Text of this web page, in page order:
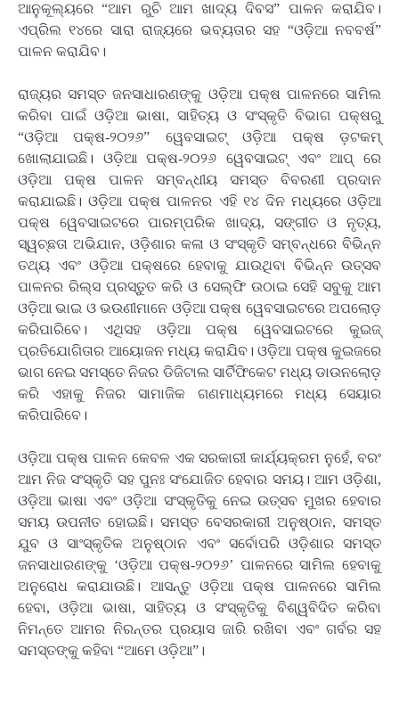
ଆନୁକୂଲ୍ୟରେ “ଆମ ରୁଚି ଆମ ଖାଦ୍ୟ ଦିବସ” ପାଳନ କରାଯିବ।
ଏପ୍ରିଲ ୧୪ରେ ସାରା ରାଜ୍ୟରେ ଭବ୍ୟତାର ସହ “ଓଡ଼ିଆ ନବବର୍ଷ”
ପାଳନ କରାଯିବ।
ରାଜ୍ୟର ସମସ୍ତ ଜନସାଧାରଣଙ୍କୁ ଓଡ଼ିଆ ପକ୍ଷ ପାଳନରେ ସାମିଲ
କରିବା ପାଇଁ ଓଡ଼ିଆ ଭାଷା, ସାହିତ୍ୟ ଓ ସଂସ୍କୃତି ବିଭାଗ ପକ୍ଷରୁ
“ଓଡ଼ିଆ ପକ୍ଷ-୨୦୨୬” ୱେବସାଇଟ୍‌ ଓଡ଼ିଆ ପକ୍ଷ ଡ଼ଟକମ୍‌
ଖୋଲାଯାଇଛି। ଓଡ଼ିଆ ପକ୍ଷ-୨୦୨୬ ୱେବସାଇଟ୍‌ ଏବଂ ଆପ୍‌ ରେ
ଓଡ଼ିଆ ପକ୍ଷ ପାଳନ ସମ୍ବନ୍ଧୀୟ ସମସ୍ତ ବିବରଣୀ ପ୍ରଦାନ
କରାଯାଇଛି। ଓଡ଼ିଆ ପକ୍ଷ ପାଳନର ଏହି ୧୪ ଦିନ ମଧ୍ୟରେ ଓଡ଼ିଆ
ପକ୍ଷ ୱେବସାଇଟରେ ପାରମ୍ପରିକ ଖାଦ୍ୟ, ସଙ୍ଗୀତ ଓ ନୃତ୍ୟ,
ସ୍ୱଚ୍‌ଛତା ଅଭିଯାନ, ଓଡ଼ିଶାର କଳା ଓ ସଂସ୍କୃତି ସମ୍ବନ୍ଧରେ ବିଭିନ୍ନ
ତଥ୍ୟ ଏବଂ ଓଡ଼ିଆ ପକ୍ଷରେ ହେବାକୁ ଯାଉଥିବା ବିଭିନ୍ନ ଉତ୍ସବ
ପାଳନର ରିଲ୍ସ ପ୍ରସ୍ତୁତ କରି ଓ ସେଲ୍ଫି ଉଠାଇ ସେହି ସବୁକୁ ଆମ
ଓଡ଼ିଆ ଭାଇ ଓ ଭଉଣୀମାନେ ଓଡ଼ିଆ ପକ୍ଷ ୱେବସାଇଟରେ ଅପଲୋଡ଼
କରିପାରିବେ। ଏଥିସହ ଓଡ଼ିଆ ପକ୍ଷ ୱେବସାଇଟରେ କୁଇଜ୍‌
ପ୍ରତିଯୋଗିତାର ଆୟୋଜନ ମଧ୍ୟ କରାଯିବ। ଓଡ଼ିଆ ପକ୍ଷ କୁଇଜରେ
ଭାଗ ନେଇ ସମସ୍ତେ ନିଜର ଡିଜିଟାଲ ସାର୍ଟିଫିକେଟ ମଧ୍ୟ ଡାଉନଲୋଡ଼
କରି ଏହାକୁ ନିଜର ସାମାଜିକ ଗଣମାଧ୍ୟମରେ ମଧ୍ୟ ସେୟାର
କରିପାରିବେ।
ଓଡ଼ିଆ ପକ୍ଷ ପାଳନ କେବଳ ଏକ ସରକାରୀ କାର୍ଯ୍ୟକ୍ରମ ନୁହେଁ, ବରଂ
ଆମ ନିଜ ସଂସ୍କୃତି ସହ ପୁନଃ ସଂଯୋଜିତ ହେବାର ସମୟ। ଆମ ଓଡ଼ିଶା,
ଓଡ଼ିଆ ଭାଷା ଏବଂ ଓଡ଼ିଆ ସଂସ୍କୃତିକୁ ନେଇ ଉତ୍ସବ ମୁଖର ହେବାର
ସମୟ ଉପନୀତ ହୋଇଛି। ସମସ୍ତ ବେସରକାରୀ ଅନୁଷ୍ଠାନ, ସମସ୍ତ
ଯୁବ ଓ ସାଂସ୍କୃତିକ ଅନୁଷ୍ଠାନ ଏବଂ ସର୍ବୋପରି ଓଡ଼ିଶାର ସମସ୍ତ
ଜନସାଧାରଣଙ୍କୁ ‘ଓଡ଼ିଆ ପକ୍ଷ-୨୦୨୬’ ପାଳନରେ ସାମିଲ ହେବାକୁ
ଅନୁରୋଧ କରାଯାଉଛି। ଆସନ୍ତୁ ଓଡ଼ିଆ ପକ୍ଷ ପାଳନରେ ସାମିଲ
ହେବା, ଓଡ଼ିଆ ଭାଷା, ସାହିତ୍ୟ ଓ ସଂସ୍କୃତିକୁ ବିଶ୍ୱବିଦିତ କରିବା
ନିମନ୍ତେ ଆମର ନିରନ୍ତର ପ୍ରୟାସ ଜାରି ରଖିବା ଏବଂ ଗର୍ବର ସହ
ସମସ୍ତଙ୍କୁ କହିବା “ଆମେ ଓଡ଼ିଆ”।